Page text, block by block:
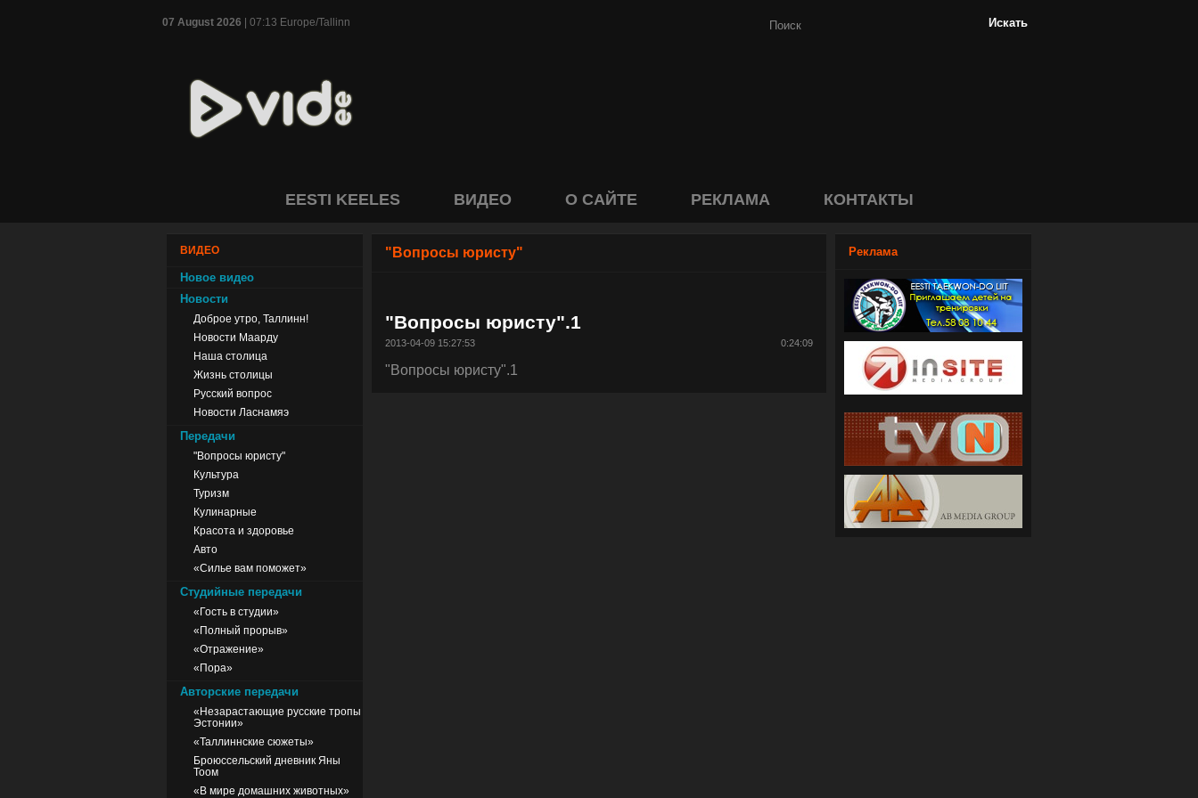
07 August 2026 | 07:13 Europe/Tallinn
EESTI KEELES ВИДЕО О САЙТЕ РЕКЛАМА КОНТАКТЫ
ВИДЕО
Новое видео
Новости
Доброе утро, Таллинн!
Новости Маарду
Наша столица
Жизнь столицы
Русский вопрос
Новости Ласнамяэ
Передачи
"Вопросы юристу"
Культура
Туризм
Кулинарные
Красота и здоровье
Авто
«Силье вам поможет»
Студийные передачи
«Гость в студии»
«Полный прорыв»
«Отражение»
«Пора»
Авторские передачи
«Незарастающие русские тропы
Эстонии»
«Таллиннские сюжеты»
Броюссельский дневник Яны
Тоом
«В мире домашних животных»
"Вопросы юристу"
"Вопросы юристу".1
2013-04-09 15:27:53 0:24:09
"Вопросы юристу".1
Реклама